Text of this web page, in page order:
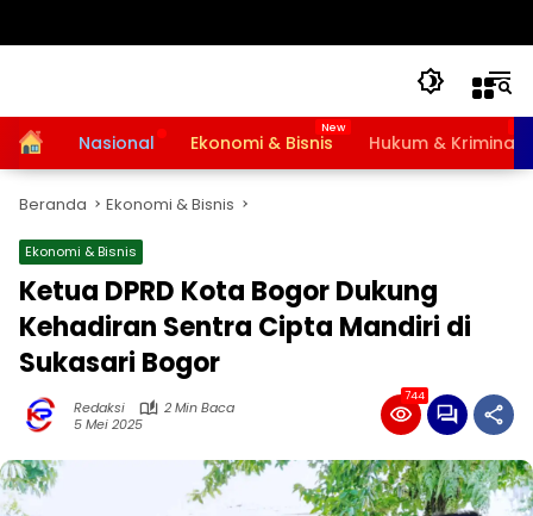
HomeNasional Ekonomi & Bisnis Hukum & Kriminal
Beranda Ekonomi & Bisnis
Ekonomi & Bisnis
Ketua DPRD Kota Bogor Dukung
Kehadiran Sentra Cipta Mandiri di
Sukasari Bogor
Redaksi
2 Min Baca
5 Mei 2025
744